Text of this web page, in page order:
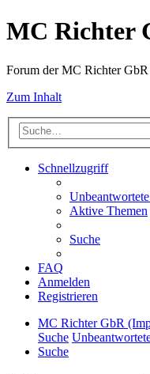
MC Richter
Forum der MC Richter GbR
Zum Inhalt
Schnellzugriff
Aktive Themen
Suche
FAQ
Anmelden
Registrieren
MC Richter GbR
Suche
Suche